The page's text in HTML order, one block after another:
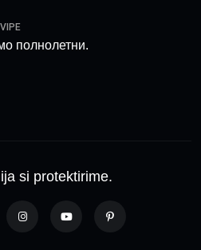
полнолетни.
si protektirime.